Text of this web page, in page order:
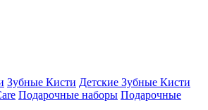
Зубные Кисти Детские Зубные Кисти
Подарочные наборы Подарочные